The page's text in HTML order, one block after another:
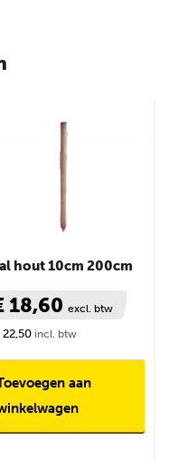
hout 10cm 200cm
18,60excl. btw
22,50 incl. btw
aan